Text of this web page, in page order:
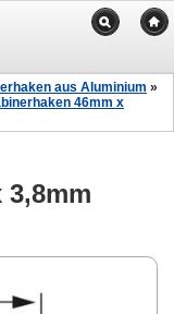
aus Aluminium »
46mm x
3,8mm